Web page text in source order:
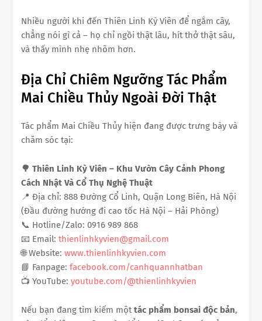
Nhiều người khi đến Thiên Linh Kỳ Viên để ngắm cây,
chẳng nói gì cả – họ chỉ ngồi thật lâu, hít thở thật sâu,
và thấy mình nhẹ nhõm hơn.
Địa Chỉ Chiêm Ngưỡng Tác Phẩm
Mai Chiều Thủy Ngoài Đời Thật
Tác phẩm Mai Chiều Thủy hiện đang được trưng bày và
chăm sóc tại:
🌳 Thiên Linh Kỳ Viên – Khu Vườn Cây Cảnh Phong
Cách Nhật Và Cổ Thụ Nghệ Thuật
📍 Địa chỉ: 888 Đường Cổ Linh, Quận Long Biên, Hà Nội
(Đầu đường hướng đi cao tốc Hà Nội – Hải Phòng)
📞 Hotline/Zalo: 0916 989 868
📧 Email: thienlinhkyvien@gmail.com
🌐 Website: www.thienlinhkyvien.com
📘 Fanpage: facebook.com/canhquannhatban
📺 YouTube: youtube.com/@thienlinhkyvien
Nếu bạn đang tìm kiếm mộttác phẩm bonsai độc bản,